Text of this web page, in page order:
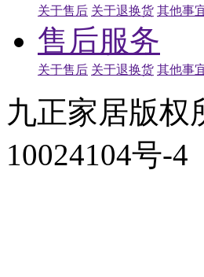
关于售后 关于退换货 其他事
售后服务
关于售后 关于退换货 其他事
九正家居版权
10024104号-4